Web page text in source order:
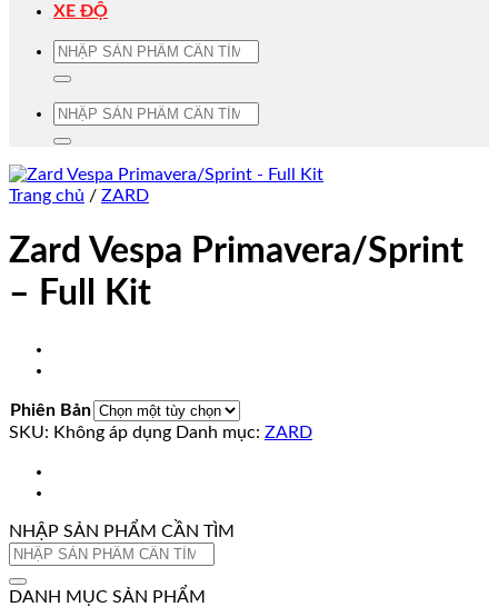
XE ĐỘ
Tìm
Tìm
Trang chủ / ZARD
Zard Vespa Primavera/Sprint
– Full Kit
Phiên Bản
SKU: Không áp dụng Danh mục: ZARD
NHẬP SẢN PHẨM CẦN TÌM
Tìm
DANH MỤC SẢN PHẨM